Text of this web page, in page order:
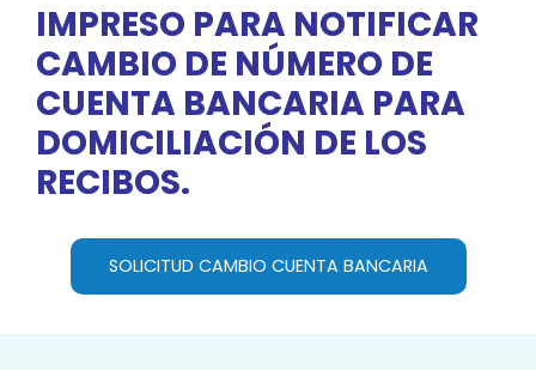
IMPRESO PARA NOTIFICAR
CAMBIO DE NÚMERO DE
CUENTA BANCARIA PARA
DOMICILIACIÓN DE LOS
RECIBOS.
SOLICITUD CAMBIO CUENTA BANCARIA